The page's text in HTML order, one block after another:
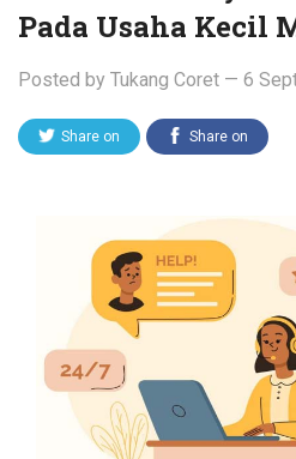
Pada Usaha Kecil
Posted by Tukang Coret — 6
Share on Share on